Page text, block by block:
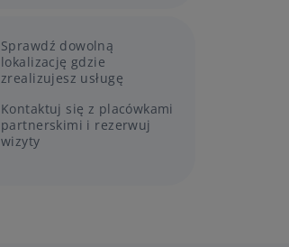
Sprawdź dowolną
lokalizację gdzie
zrealizujesz usługę
Kontaktuj się z placówkami
partnerskimi i rezerwuj
wizyty